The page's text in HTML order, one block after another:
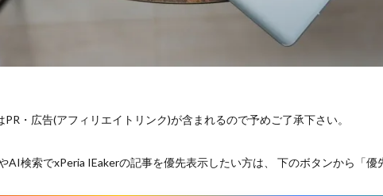
PR・広告(アフィリエイトリンク)が含まれるので予めご了承下さい。
AI検索でxPeria IEakerの記事を優先表示したい方は、 下のボタンから「優